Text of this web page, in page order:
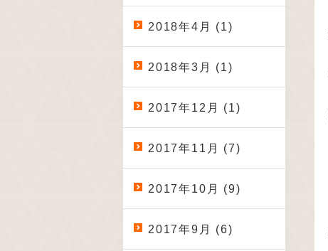
2018年4月 (1)
2018年3月 (1)
2017年12月 (1)
2017年11月 (7)
2017年10月 (9)
2017年9月 (6)